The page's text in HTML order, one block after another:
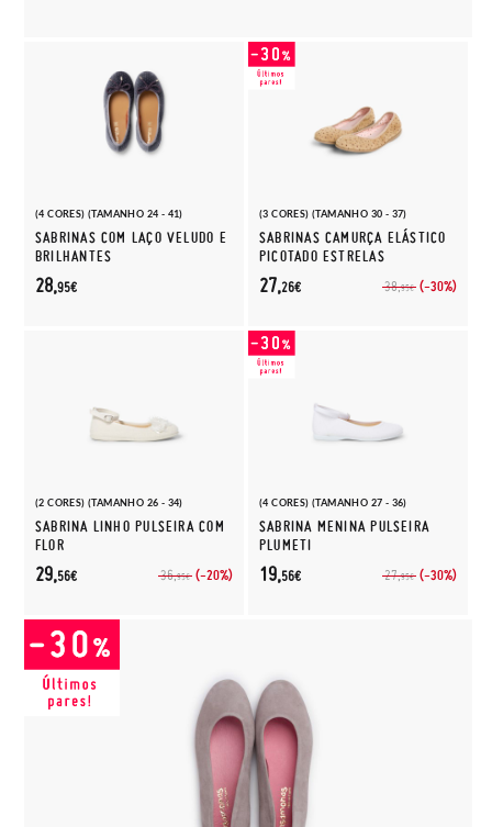
(4 CORES) (TAMANHO 24 - 41)
SABRINAS COM LAÇO VELUDO E
BRILHANTES
28,95€
(3 CORES) (TAMANHO 30 - 37)
SABRINAS CAMURÇA ELÁSTICO
PICOTADO ESTRELAS
38,95€ (-30%)
27,26€
(2 CORES) (TAMANHO 26 - 34)
SABRINA LINHO PULSEIRA COM
FLOR
36,95€ (-20%)
29,56€
(4 CORES) (TAMANHO 27 - 36)
SABRINA MENINA PULSEIRA
PLUMETI
27,95€ (-30%)
19,56€